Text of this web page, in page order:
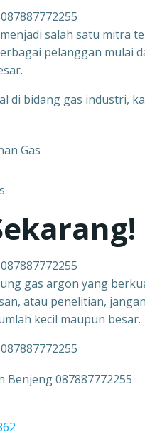
salah satu mitra
pelanggan mulai
di bidang gas industri,
Gas
gas argon yang
atau penelitian,
kecil maupun besar.